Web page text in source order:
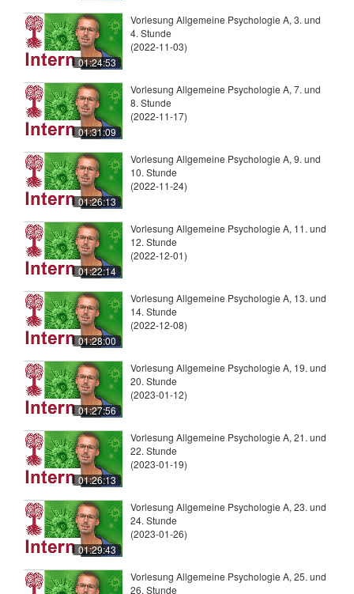
01:24:53
Vorlesung Allgemeine Psychologie A, 3. und
4. Stunde
(2022-11-03)
01:31:09
Vorlesung Allgemeine Psychologie A, 7. und
8. Stunde
(2022-11-17)
01:26:13
Vorlesung Allgemeine Psychologie A, 9. und
10. Stunde
(2022-11-24)
01:22:14
Vorlesung Allgemeine Psychologie A, 11. und
12. Stunde
(2022-12-01)
01:28:00
Vorlesung Allgemeine Psychologie A, 13. und
14. Stunde
(2022-12-08)
01:27:56
Vorlesung Allgemeine Psychologie A, 19. und
20. Stunde
(2023-01-12)
01:26:13
Vorlesung Allgemeine Psychologie A, 21. und
22. Stunde
(2023-01-19)
01:29:43
Vorlesung Allgemeine Psychologie A, 23. und
24. Stunde
(2023-01-26)
Vorlesung Allgemeine Psychologie A, 25. und
26. Stunde